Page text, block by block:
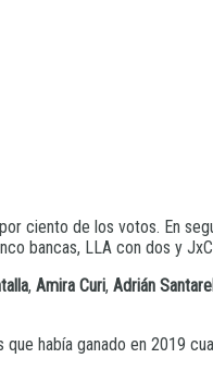
ciento de los votos. En
bancas, LLA con dos y
, Amira Curi, Adrián
había ganado en 2019